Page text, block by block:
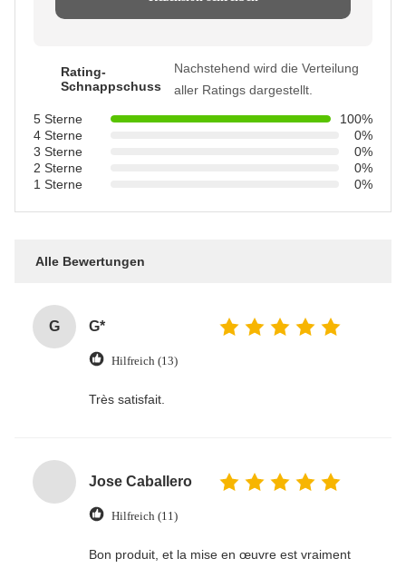
Rating-
Schnappschuss
Nachstehend wird die Verteilung
aller Ratings dargestellt.
5 Sterne
100%
4 Sterne
0%
3 Sterne
0%
2 Sterne
0%
1 Sterne
0%
Alle Bewertungen
G G*
Hilfreich (13)
Très satisfait.
Jose Caballero
Hilfreich (11)
Bon produit, et la mise en œuvre est vraiment